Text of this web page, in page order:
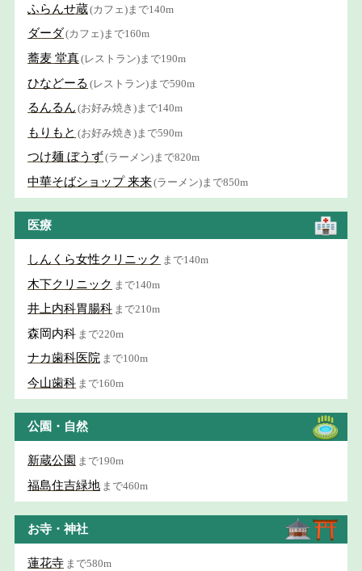
ふらんせ蔵(カフェ)まで140m
ダーダ(カフェ)まで160m
蕎麦 堂真(レストラン)まで190m
ひなどーる (レストラン)まで590m
るんるん (お好み焼き)まで140m
もりもと (お好み焼き)まで590m
つけ麺 ぼうず(ラーメン)まで820m
中華そばショップ 来来(ラーメン)まで850m
医療
しんくら女性クリニック まで140m
木下クリニック まで140m
井上内科胃腸科 まで210m
森岡内科 まで220m
ナカ歯科医院 まで100m
今山歯科 まで160m
公園・自然
新蔵公園 まで190m
福島住吉緑地 まで460m
お寺・神社
蓮花寺 まで580m